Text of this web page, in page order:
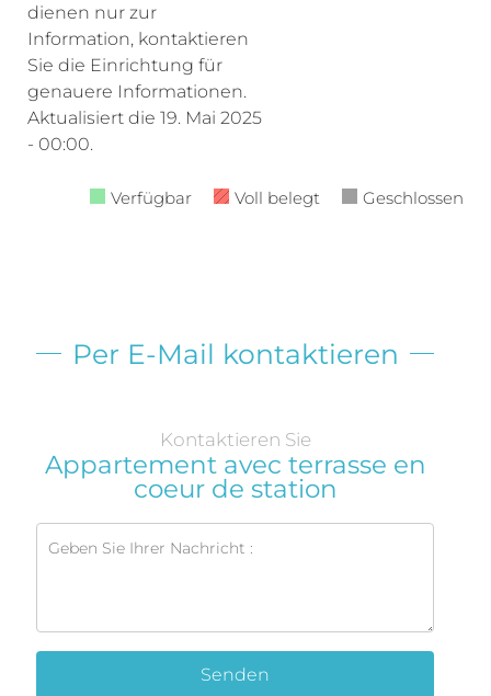
dienen nur zur
Information, kontaktieren
Sie die Einrichtung für
genauere Informationen.
Aktualisiert die 19. Mai 2025
- 00:00.
Verfügbar Voll belegt Geschlossen
Per E-Mail kontaktieren
Kontaktieren Sie
Appartement avec terrasse en
coeur de station
Senden